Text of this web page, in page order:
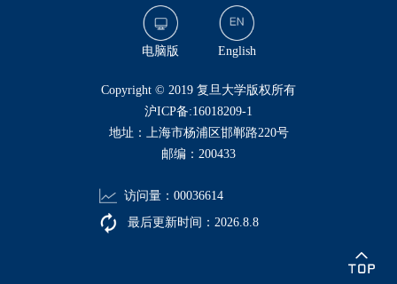
电脑版 English
​Copyright © 2019 复旦大学版权所有
沪ICP备:16018209-1
地址：上海市杨浦区邯郸路220号
邮编：200433
访问量： 00036614
最后更新时间： 2026 8 8